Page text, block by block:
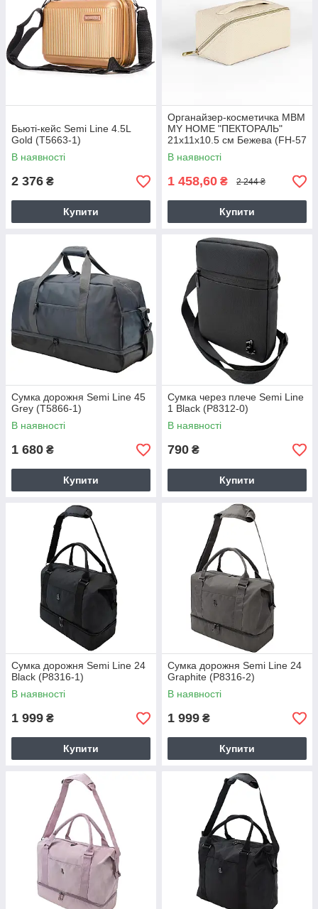
Бьюті-кейс Semi Line 4.5L
Gold (T5663-1)
В наявності
2 376 ₴
Купити
Органайзер-косметичка МВМ
MY HOME "ПЕКТОРАЛЬ"
21х11х10.5 см Бежева (FH-57
BEIGE)
В наявності
1 458,60 ₴ 2 244 ₴
Купити
Сумка дорожня Semi Line 45
Grey (T5866-1)
В наявності
1 680 ₴
Купити
Сумка через плече Semi Line
1 Black (P8312-0)
В наявності
790 ₴
Купити
Сумка дорожня Semi Line 24
Black (P8316-1)
В наявності
1 999 ₴
Купити
Сумка дорожня Semi Line 24
Graphite (P8316-2)
В наявності
1 999 ₴
Купити